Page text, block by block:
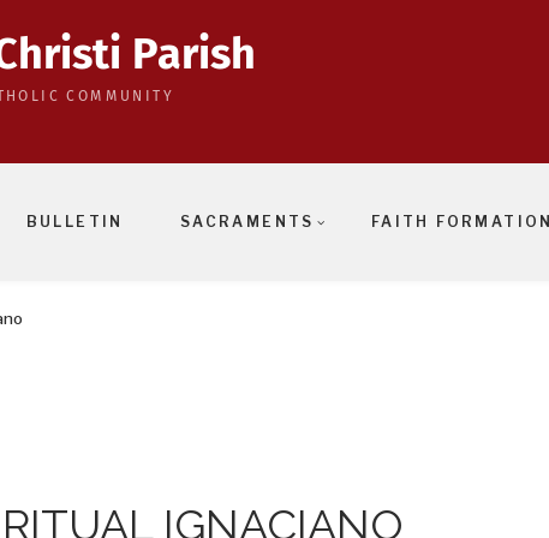
Parish
COMMUNITY
BULLETIN SACRAMENTS FAITH FORMATION
IGNACIANO